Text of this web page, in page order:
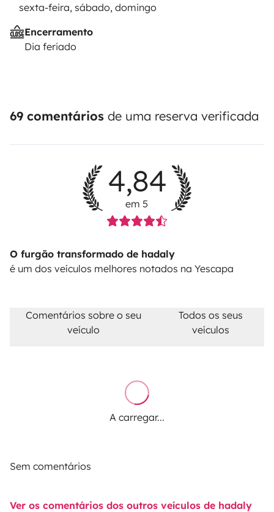
sexta-feira, sábado, domingo
Encerramento
Dia feriado
69 comentários de uma reserva verificada
4,84
em 5
O furgão transformado de hadaly
é um dos veículos melhores notados na Yescapa
Comentários sobre o seu
veículo
Todos os seus
veículos
A carregar...
Sem comentários
Ver os comentários dos outros veículos de hadaly